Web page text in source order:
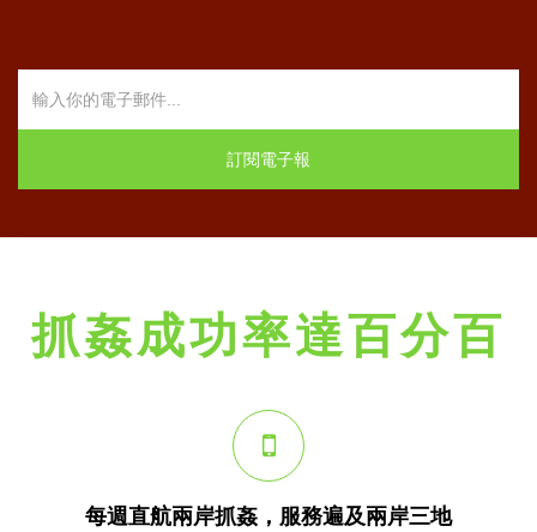
抓姦成功率達百分百
每週直航兩岸抓姦，服務遍及兩岸三地